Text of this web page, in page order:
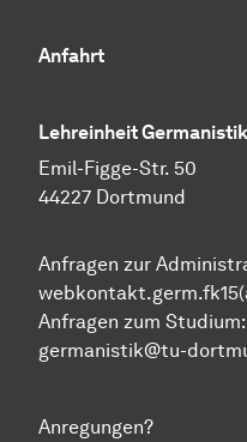
Anfahrt
Lehreinheit Germanistik
Emil-Figge-Str. 50
44227 Dortmund
Anfragen zur
Anfragen zum Studium:
germanistik@tu-
Anregungen?